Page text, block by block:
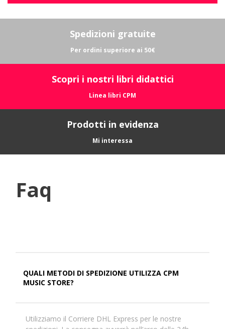
Spedizioni gratuite
Per ordini superiore ai 50€
Scopri i nostri libri didattici
Linea libri CPM
Prodotti in evidenza
Mi interessa
Faq
QUALI METODI DI SPEDIZIONE UTILIZZA CPM
MUSIC STORE?
Utilizziamo il Corriere DHL Express per le nostre